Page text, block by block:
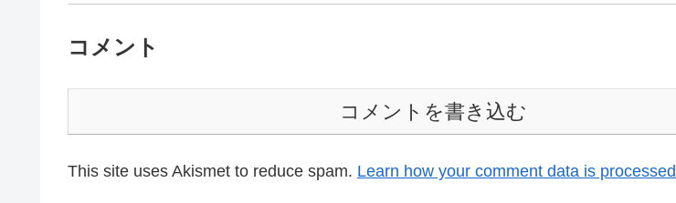
コメント
コメントを書き込む
This site uses Akismet to reduce spam. Learn how your comment data is processed